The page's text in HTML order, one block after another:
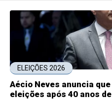
ELEIÇÕES 2026
Aécio Neves anuncia
eleições após 40 anos